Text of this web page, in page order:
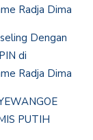
Radja Dima
Dengan
di
Radja Dima
PUTIH